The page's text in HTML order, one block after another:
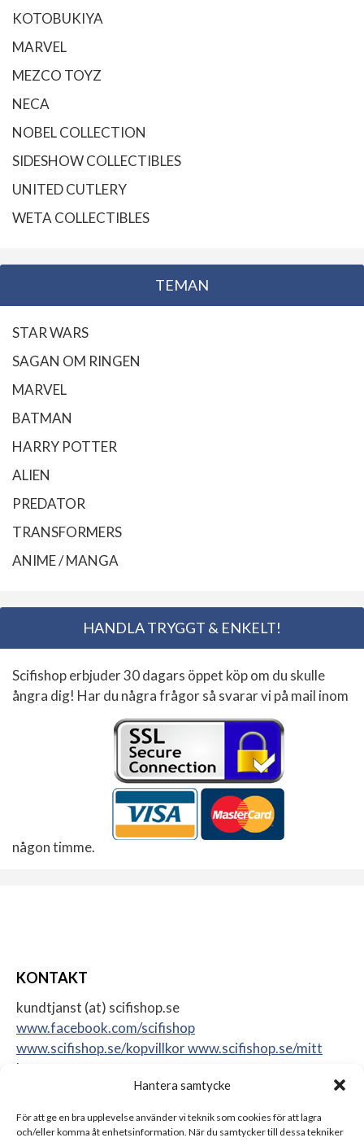
Hantera samtycke
För att ge en bra upplevelse använder vi teknik som cookies för att lagra
och/eller komma åt enhetsinformation. När du samtycker till dessa tekniker
KOTOBUKIYA
MARVEL
MEZCO TOYZ
NECA
NOBEL COLLECTION
SIDESHOW COLLECTIBLES
UNITED CUTLERY
WETA COLLECTIBLES
TEMAN
STAR WARS
SAGAN OM RINGEN
MARVEL
BATMAN
HARRY POTTER
ALIEN
PREDATOR
TRANSFORMERS
ANIME / MANGA
HANDLA TRYGGT & ENKELT!
Scifishop erbjuder 30 dagars öppet köp om du skulle
ångra dig! Har du några frågor så svarar vi på mail inom
någon timme.
KONTAKT
kundtjanst (at) scifishop.se
www.facebook.com/scifishop
www.scifishop.se/kopvillkorwww.scifishop.se/mitt
konto
Sweden